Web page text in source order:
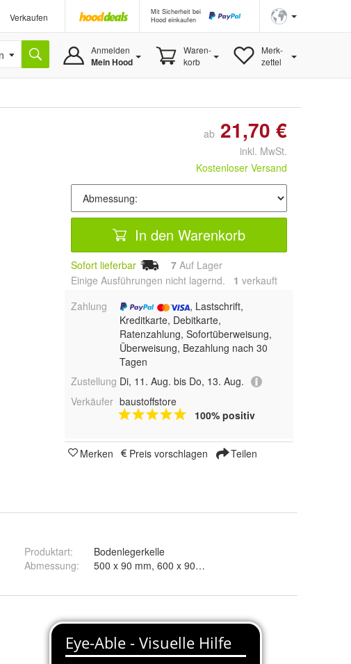
Verkaufen
Mit Sicherheit bei
Hood einkaufen
Anmelden
Mein Hood
Waren-
korb
Merk-
zettel
ab 21,70 €
inkl. MwSt.
Kostenloser Versand
In den Warenkorb
Sofort lieferbar 7 Auf Lager
Einige Ausführungen nicht lagernd. 1 verkauft
Zahlung
, Lastschrift,
Kreditkarte, Debitkarte,
Ratenzahlung, Sofortüberweisung,
Überweisung, Bezahlung nach 30
Tagen
Zustellung Di, 11. Aug. bis Do, 13. Aug.
Verkäufer baustoffstore
100% positiv
Merken Preis vorschlagen Teilen
Produktart:
Bodenlegerkelle
Abmessung: